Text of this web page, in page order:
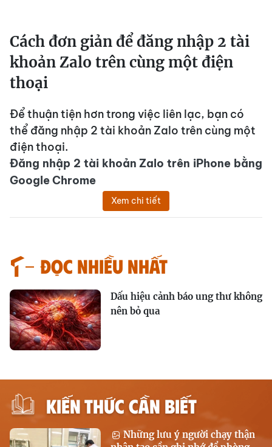
Cách đơn giản để đăng nhập 2 tài
khoản Zalo trên cùng một điện
thoại
Để thuận tiện hơn trong việc liên lạc, bạn có
thể đăng nhập 2 tài khoản Zalo trên cùng một
điện thoại.
Đăng nhập 2 tài khoản Zalo trên iPhone bằng
Google Chrome
Xem chi tiết
Đọc nhiều nhất
Dấu hiệu cảnh báo ung thư không
nên bỏ qua
KIẾN THỨC CẦN BIẾT
Những lưu ý người chạy thận